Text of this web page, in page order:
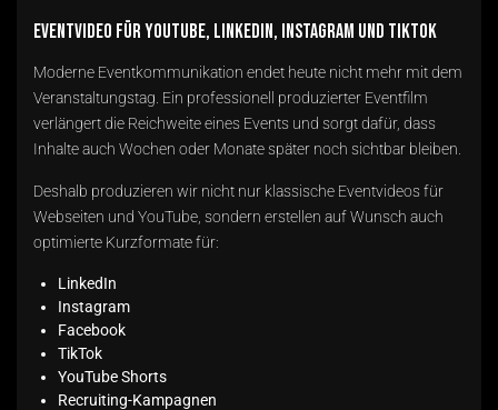
Eventvideo für YouTube, LinkedIn, Instagram und TikTok
Moderne Eventkommunikation endet heute nicht mehr mit dem
Veranstaltungstag. Ein professionell produzierter Eventfilm
verlängert die Reichweite eines Events und sorgt dafür, dass
Inhalte auch Wochen oder Monate später noch sichtbar bleiben.
Deshalb produzieren wir nicht nur klassische Eventvideos für
Webseiten und YouTube, sondern erstellen auf Wunsch auch
optimierte Kurzformate für:
LinkedIn
Instagram
Facebook
TikTok
YouTube Shorts
Recruiting-Kampagnen